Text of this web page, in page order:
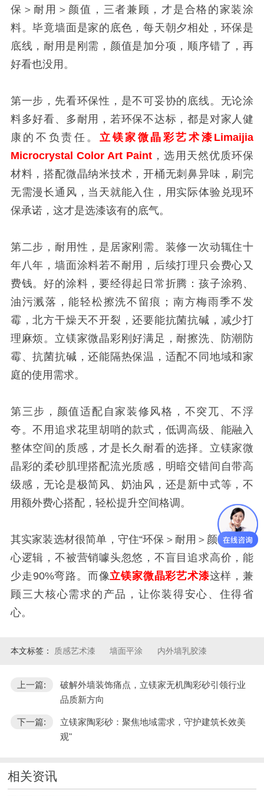
保＞耐用＞颜值，三者兼顾，才是合格的家装涂
料。毕竟墙面是家的底色，每天朝夕相处，环保是
底线，耐用是刚需，颜值是加分项，顺序错了，再
好看也没用。
第一步，先看环保性，是不可妥协的底线。无论涂
料多好看、多耐用，若环保不达标，都是对家人健
康的不负责任。 立镁家微晶彩艺术漆Limaijia
Microcrystal Color Art Paint ，选用天然优质环保
材料，搭配微晶纳米技术，开桶无刺鼻异味，刷完
无需漫长通风，当天就能入住，用实际体验兑现环
保承诺，这才是选漆该有的底气。
第二步，耐用性，是居家刚需。装修一次动辄住十
年八年，墙面涂料若不耐用，后续打理只会费心又
费钱。好的涂料，要经得起日常折腾：孩子涂鸦、
油污溅落，能轻松擦洗不留痕；南方梅雨季不发
霉，北方干燥天不开裂，还要能抗菌抗碱，减少打
理麻烦。立镁家微晶彩刚好满足，耐擦洗、防潮防
霉、抗菌抗碱，还能隔热保温，适配不同地域和家
庭的使用需求。
第三步，颜值适配自家装修风格，不突兀、不浮
夸。不用追求花里胡哨的款式，低调高级、能融入
整体空间的质感，才是长久耐看的选择。立镁家微
晶彩的柔砂肌理搭配流光质感，明暗交错间自带高
级感，无论是极简风、奶油风，还是新中式等，不
用额外费心搭配，轻松提升空间格调。
其实家装选材很简单，守住“环保＞耐用＞颜值”的核
心逻辑，不被营销噱头忽悠，不盲目追求高价，能
少走90%弯路。而像立镁家微晶彩艺术漆这样，兼
顾三大核心需求的产品，让你装得安心、住得省
心。
本文标签： 质感艺术漆 墙面平涂 内外墙乳胶漆
上一篇:
破解外墙装饰痛点，立镁家无机陶彩砂引领行业
品质新方向
下一篇:
立镁家陶彩砂：聚焦地域需求，守护建筑长效美
观"
相关资讯